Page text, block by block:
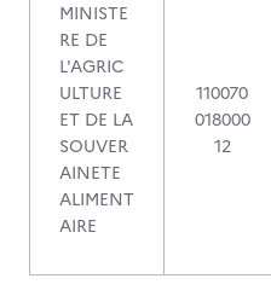
MINISTE
RE DE
L'AGRIC
ULTURE
ET DE LA
SOUVER
AINETE
ALIMENT
AIRE
110070
018000
12